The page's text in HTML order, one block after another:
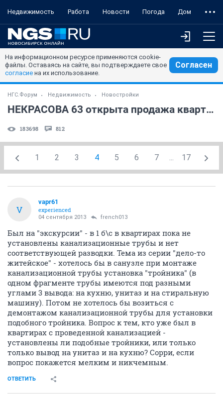
Недвижимость Работа Новости Погода Дом
На информационном ресурсе применяются cookie-
файлы. Оставаясь на сайте, вы подтверждаете свое
согласие на их использование.
Согласен
НГС.Форум Недвижимость Новостройки
НЕКРАСОВА 63 открыта продажа квартир?
183698 812
1 2 3 4 5 6 7 ... 17
V
vapr61
experienced
04 сентября 2013 french013
Был на "экскурсии" - в 1 б\с в квартирах пока не
установлены канализационные трубы и нет
соответствующей разводки. Тема из серии "дело-то
житейское" - хотелось бы в санузле при монтаже
канализационной трубы установка "тройника" (в
одном фрагменте трубы имеются под разными
углами 3 вывода: на кухню, унитаз и на стиральную
машину). Потом не хотелось бы возиться с
демонтажом канализационной трубы для установки
подобного тройника. Вопрос к тем, кто уже был в
квартирах с проведенной канализацией -
установлены ли подобные тройники, или только
только вывод на унитаз и на кухню? Сорри, если
вопрос покажется мелким и никчемным.
ОТВЕТИТЬ